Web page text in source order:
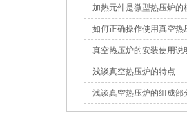
加热元件是微型热压炉的
如何正确操作使用真空热
真空热压炉的安装使用说
浅谈真空热压炉的特点
浅谈真空热压炉的组成部